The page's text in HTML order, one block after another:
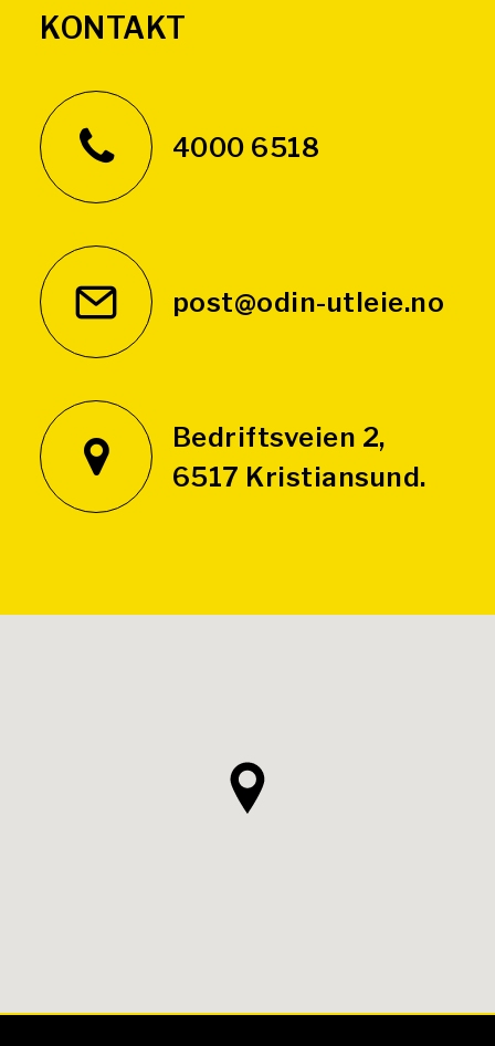
KONTAKT
4000 6518
post@odin-utleie.no
Bedriftsveien 2,
6517 Kristiansund.